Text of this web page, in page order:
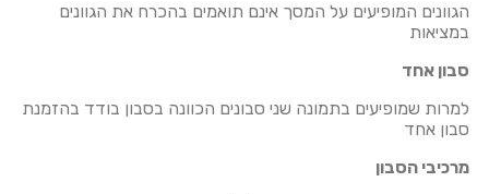
הגוונים המופיעים על המסך אינם תואמים בהכרח את הגוונים
במציאות
סבון אחד
למרות שמופיעים בתמונה שני סבונים הכוונה בסבון בודד בהזמנת
סבון אחד
מרכיבי הסבון